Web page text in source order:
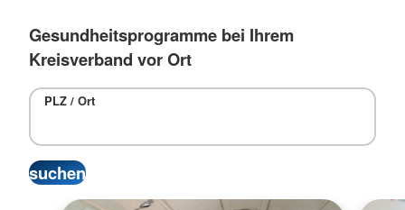
Gesundheitsprogramme bei Ihrem
Kreisverband vor Ort
PLZ / Ort